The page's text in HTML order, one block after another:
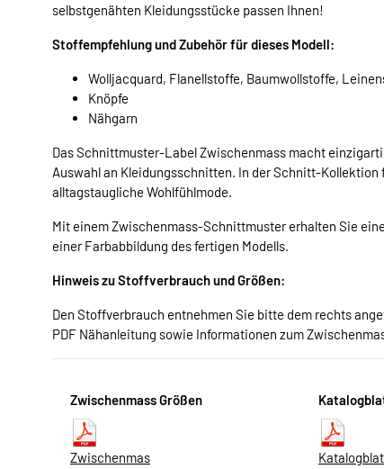
selbstgenähten Kleidungsstücke passen Ihnen!
Stoffempfehlung und Zubehör für dieses Modell:
Wolljacquard, Flanellstoffe, Baumwollstoffe,
Knöpfe
Nähgarn
Das Schnittmuster-Label Zwischenmass macht
Auswahl an Kleidungsschnitten. In der Schnitt-
alltagstaugliche Wohlfühlmode.
Mit einem Zwischenmass-Schnittmuster erhalten Sie
einer Farbabbildung des fertigen Modells.
Hinweis zu Stoffverbrauch und Größen:
Den Stoffverbrauch entnehmen Sie bitte dem rechts
PDF Nähanleitung sowie Informationen zum
Zwischenmass Größen
Zwischenmas